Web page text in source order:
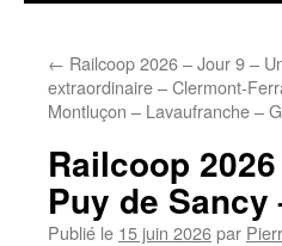
← Railcoop 2026 – Jour 9 –
extraordinaire – Clermont-
Montluçon – Lavaufranche –
Railcoop
Puy de Sancy
Publié le 15 juin 2026par